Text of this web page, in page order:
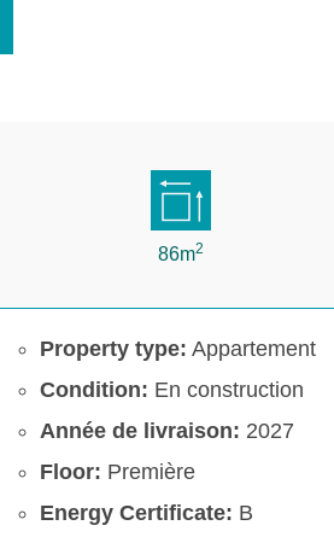
86m2
Property type: Appartement
Condition: En construction
Année de livraison: 2027
Floor: Première
Energy Certificate: B